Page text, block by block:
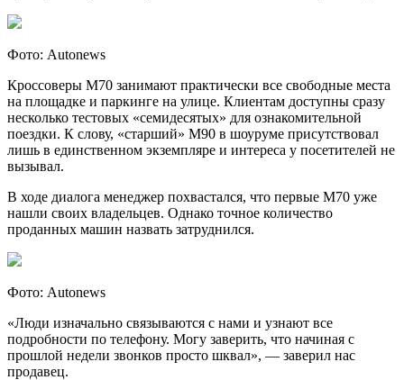
Фото: Autonews
Кроссоверы M70 занимают практически все свободные места
на площадке и паркинге на улице. Клиентам доступны сразу
несколько тестовых «семидесятых» для ознакомительной
поездки. К слову, «старший» M90 в шоуруме присутствовал
лишь в единственном экземпляре и интереса у посетителей не
вызывал.
В ходе диалога менеджер похвастался, что первые M70 уже
нашли своих владельцев. Однако точное количество
проданных машин назвать затруднился.
Фото: Autonews
«Люди изначально связываются с нами и узнают все
подробности по телефону. Могу заверить, что начиная с
прошлой недели звонков просто шквал», — заверил нас
продавец.